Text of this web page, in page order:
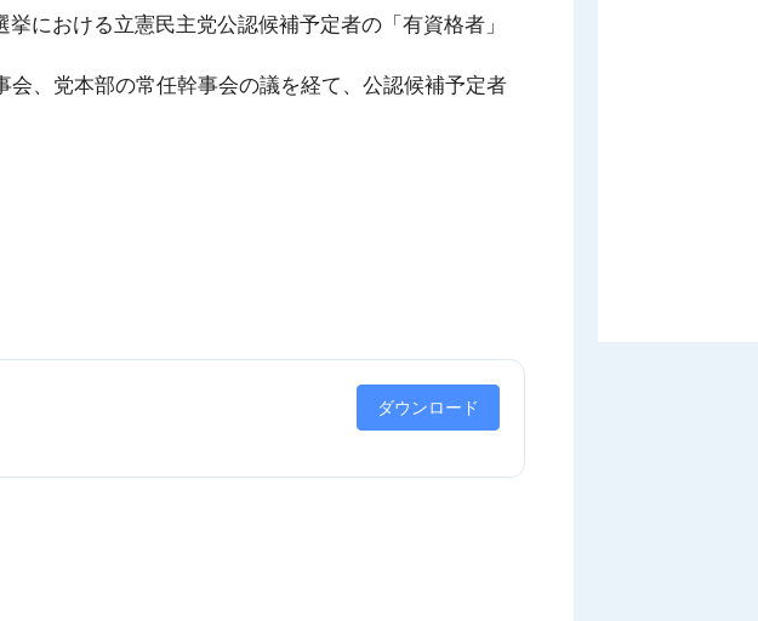
における立憲民主党公認候補予定者の「有資格者」
会、党本部の常任幹事会の議を経て、公認候補予定者
ダウンロード